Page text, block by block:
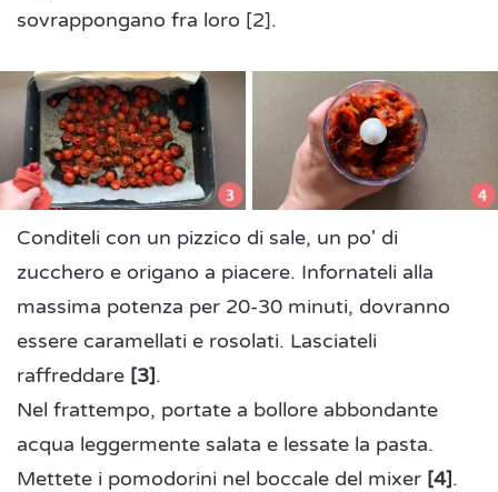
sovrappongano fra loro [2].
Conditeli con un pizzico di sale, un po' di
zucchero e origano a piacere. Infornateli alla
massima potenza per 20-30 minuti, dovranno
essere caramellati e rosolati. Lasciateli
raffreddare [3].
Nel frattempo, portate a bollore abbondante
acqua leggermente salata e lessate la pasta.
Mettete i pomodorini nel boccale del mixer [4].